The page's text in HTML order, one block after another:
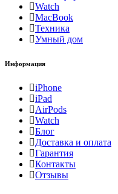
Watch
MacBook
Техника
Умный дом
Информация
iPhone
iPad
AirPods
Watch
Блог
Доставка и оплата
Гарантия
Контакты
Отзывы